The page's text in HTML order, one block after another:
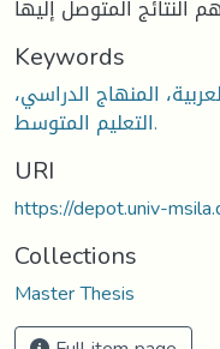
Keywords
المنهاج الدراسي،
التعليم المتوسط.
URI
https://depot.univ-
Collections
Master Thesis